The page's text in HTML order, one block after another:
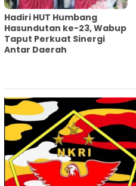
Hadiri HUT Humbang
Hasundutan ke-23, Wabup
Taput Perkuat Sinergi
Antar Daerah